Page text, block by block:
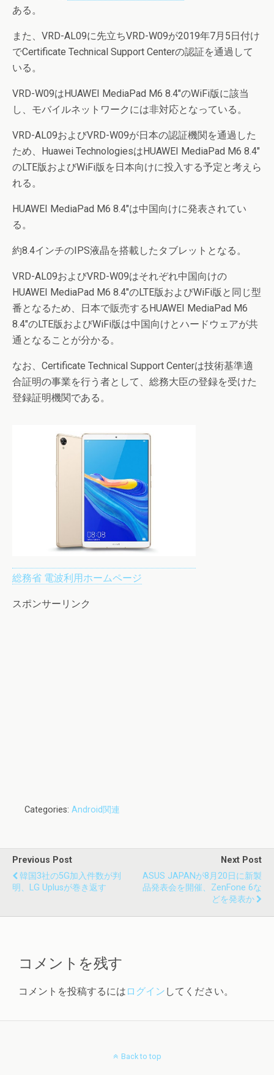
ある。
また、VRD-AL09に先立ちVRD-W09が2019年7月5日付け
でCertificate Technical Support Centerの認証を通過して
いる。
VRD-W09はHUAWEI MediaPad M6 8.4″のWiFi版に該当
し、モバイルネットワークには非対応となっている。
VRD-AL09およびVRD-W09が日本の認証機関を通過した
ため、Huawei TechnologiesはHUAWEI MediaPad M6 8.4″
のLTE版およびWiFi版を日本向けに投入する予定と考えら
れる。
HUAWEI MediaPad M6 8.4″は中国向けに発表されてい
る。
約8.4インチのIPS液晶を搭載したタブレットとなる。
VRD-AL09およびVRD-W09はそれぞれ中国向けの
HUAWEI MediaPad M6 8.4″のLTE版およびWiFi版と同じ型
番となるため、日本で販売するHUAWEI MediaPad M6
8.4″のLTE版およびWiFi版は中国向けとハードウェアが共
通となることが分かる。
なお、Certificate Technical Support Centerは技術基準適
合証明の事業を行う者として、総務大臣の登録を受けた
登録証明機関である。
総務省 電波利用ホームページ
スポンサーリンク
Categories: Android関連
Previous Post
韓国3社の5G加入件数が判
明、LG Uplusが巻き返す
Next Post
ASUS JAPANが8月20日に新製
品発表会を開催、ZenFone 6な
どを発表か
コメントを残す
コメントを投稿するには ログイン してください。
Back to top